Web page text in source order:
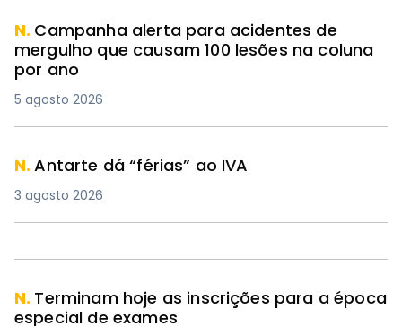
N. Campanha alerta para acidentes de
mergulho que causam 100 lesões na coluna
por ano
5 agosto 2026
N.Antarte dá “férias” ao IVA
3 agosto 2026
N. Terminam hoje as inscrições para a época
especial de exames